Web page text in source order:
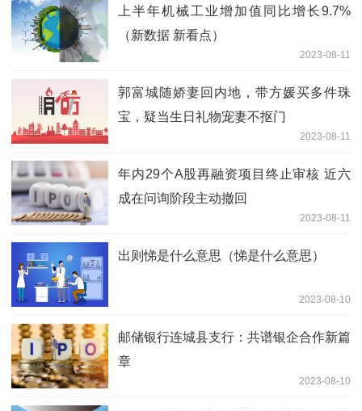
上半年机械工业增加值同比增长9.7%
（新数据 新看点）
2023-08-11
郭富城随娇妻回内地，带方媛买多件珠
宝，疑当生日礼物宠妻不抠门
2023-08-11
年内29个A股再融资项目终止审核 近六
成在问询阶段主动撤回
2023-08-11
出则悌是什么意思（悌是什么意思）
2023-08-10
邮储银行连城县支行：共谱银企合作新篇
章
2023-08-10